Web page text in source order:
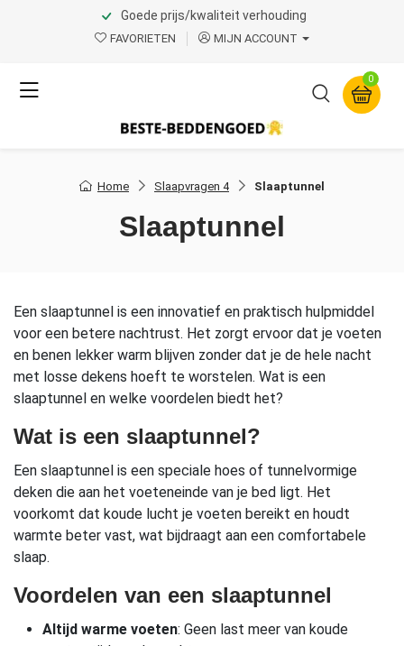
Goede prijs/kwaliteit verhouding
FAVORIETEN MIJN ACCOUNT
0
Home Slaapvragen 4 Slaaptunnel
Slaaptunnel
Een slaaptunnel is een innovatief en praktisch hulpmiddel
voor een betere nachtrust. Het zorgt ervoor dat je voeten
en benen lekker warm blijven zonder dat je de hele nacht
met losse dekens hoeft te worstelen. Wat is een
slaaptunnel en welke voordelen biedt het?
Wat is een slaaptunnel?
Een slaaptunnel is een speciale hoes of tunnelvormige
deken die aan het voeteneinde van je bed ligt. Het
voorkomt dat koude lucht je voeten bereikt en houdt
warmte beter vast, wat bijdraagt aan een comfortabele
slaap.
Voordelen van een slaaptunnel
Altijd warme voeten: Geen last meer van koude